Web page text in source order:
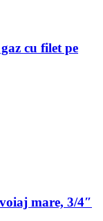
cu filet pe
mare, 3/4″